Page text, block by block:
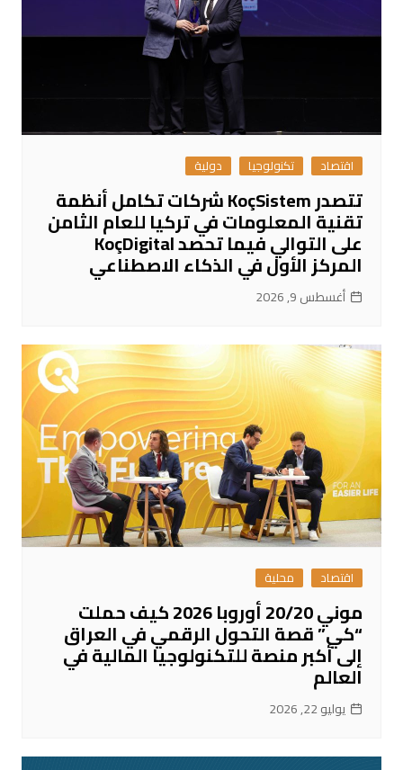
اقتصاد تكنولوجيا دولية
تتصدر KoçSistem شركات تكامل أنظمة
تقنية المعلومات في تركيا للعام الثامن
على التوالي فيما تحصد KoçDigital
المركز الأول في الذكاء الاصطناعي
أغسطس 9, 2026
اقتصاد محلية
موني 20/20 أوروبا 2026 كيف حملت
“كي” قصة التحول الرقمي في العراق
إلى أكبر منصة للتكنولوجيا المالية في
العالم
يوليو 22, 2026